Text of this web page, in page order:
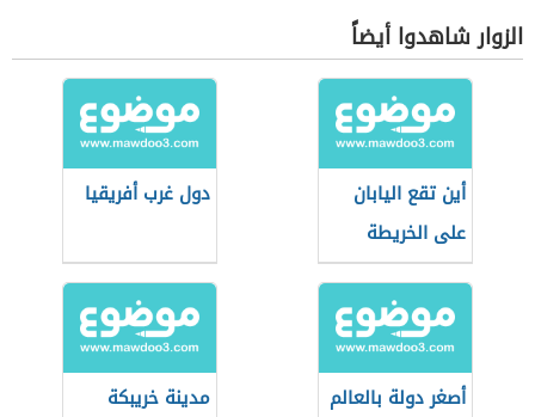
الزوار شاهدوا أيضاً
أين تقع اليابان
على الخريطة
دول غرب أفريقيا
أصغر دولة بالعالم مدينة خريبكة